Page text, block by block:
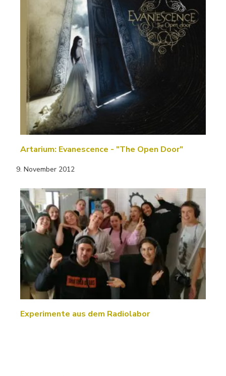
Artarium: Evanescence - "The Open Door"
9. November 2012
Experimente aus dem Radiolabor